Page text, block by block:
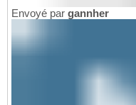
Envoyé par gannher